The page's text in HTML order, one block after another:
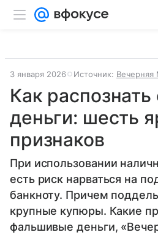
3 января 2026 Источник: Вечерняя
Как
деньги: шесть
признаков
При использовании
есть риск нарваться на
банкноту. Причем
крупные купюры. Какие
фальшивые деньги,